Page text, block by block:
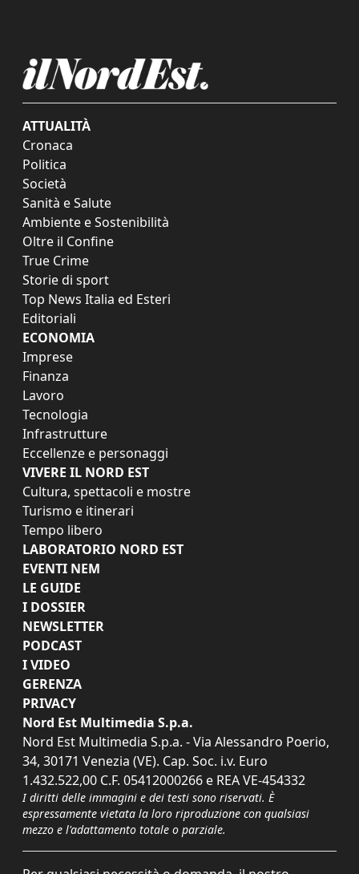
ATTUALITÀ
Cronaca
Politica
Società
Sanità e Salute
Ambiente e Sostenibilità
Oltre il Confine
True Crime
Storie di sport
Top News Italia ed Esteri
Editoriali
ECONOMIA
Imprese
Finanza
Lavoro
Tecnologia
Infrastrutture
Eccellenze e personaggi
VIVERE IL NORD EST
Cultura, spettacoli e mostre
Turismo e itinerari
Tempo libero
LABORATORIO NORD EST
EVENTI NEM
LE GUIDE
I DOSSIER
NEWSLETTER
PODCAST
I VIDEO
GERENZA
PRIVACY
Nord Est Multimedia S.p.a.
Nord Est Multimedia S.p.a. - Via Alessandro Poerio,
34, 30171 Venezia (VE). Cap. Soc. i.v. Euro
1.432.522,00 C.F. 05412000266 e REA VE-454332
I diritti delle immagini e dei testi sono riservati. È
espressamente vietata la loro riproduzione con qualsiasi
mezzo e l'adattamento totale o parziale.